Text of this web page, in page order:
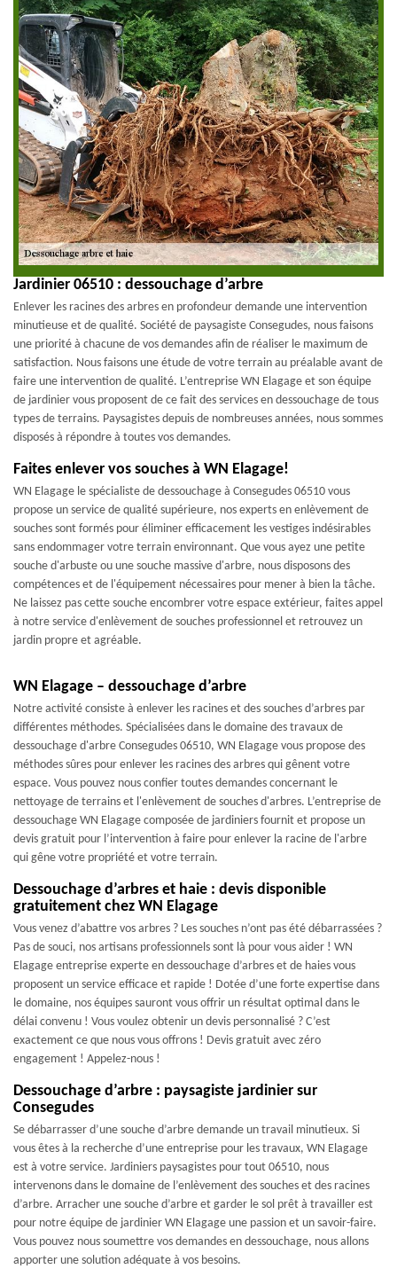
Jardinier 06510 : dessouchage d’arbre
Enlever les racines des arbres en profondeur demande une intervention
minutieuse et de qualité. Société de paysagiste Consegudes, nous faisons
une priorité à chacune de vos demandes afin de réaliser le maximum de
satisfaction. Nous faisons une étude de votre terrain au préalable avant de
faire une intervention de qualité. L’entreprise WN Elagage et son équipe
de jardinier vous proposent de ce fait des services en dessouchage de tous
types de terrains. Paysagistes depuis de nombreuses années, nous sommes
disposés à répondre à toutes vos demandes.
Faites enlever vos souches à WN Elagage!
WN Elagage le spécialiste de dessouchage à Consegudes 06510 vous
propose un service de qualité supérieure, nos experts en enlèvement de
souches sont formés pour éliminer efficacement les vestiges indésirables
sans endommager votre terrain environnant. Que vous ayez une petite
souche d'arbuste ou une souche massive d'arbre, nous disposons des
compétences et de l'équipement nécessaires pour mener à bien la tâche.
Ne laissez pas cette souche encombrer votre espace extérieur, faites appel
à notre service d'enlèvement de souches professionnel et retrouvez un
jardin propre et agréable.
WN Elagage – dessouchage d’arbre
Notre activité consiste à enlever les racines et des souches d’arbres par
différentes méthodes. Spécialisées dans le domaine des travaux de
dessouchage d'arbre Consegudes 06510, WN Elagage vous propose des
méthodes sûres pour enlever les racines des arbres qui gênent votre
espace. Vous pouvez nous confier toutes demandes concernant le
nettoyage de terrains et l'enlèvement de souches d'arbres. L’entreprise de
dessouchage WN Elagage composée de jardiniers fournit et propose un
devis gratuit pour l’intervention à faire pour enlever la racine de l'arbre
qui gêne votre propriété et votre terrain.
Dessouchage d’arbres et haie : devis disponible
gratuitement chez WN Elagage
Vous venez d’abattre vos arbres ? Les souches n’ont pas été débarrassées ?
Pas de souci, nos artisans professionnels sont là pour vous aider ! WN
Elagage entreprise experte en dessouchage d’arbres et de haies vous
proposent un service efficace et rapide ! Dotée d’une forte expertise dans
le domaine, nos équipes sauront vous offrir un résultat optimal dans le
délai convenu ! Vous voulez obtenir un devis personnalisé ? C’est
exactement ce que nous vous offrons ! Devis gratuit avec zéro
engagement ! Appelez-nous !
Dessouchage d’arbre : paysagiste jardinier sur
Consegudes
Se débarrasser d’une souche d’arbre demande un travail minutieux. Si
vous êtes à la recherche d’une entreprise pour les travaux, WN Elagage
est à votre service. Jardiniers paysagistes pour tout 06510, nous
intervenons dans le domaine de l’enlèvement des souches et des racines
d’arbre. Arracher une souche d’arbre et garder le sol prêt à travailler est
pour notre équipe de jardinier WN Elagage une passion et un savoir-faire.
Vous pouvez nous soumettre vos demandes en dessouchage, nous allons
apporter une solution adéquate à vos besoins.